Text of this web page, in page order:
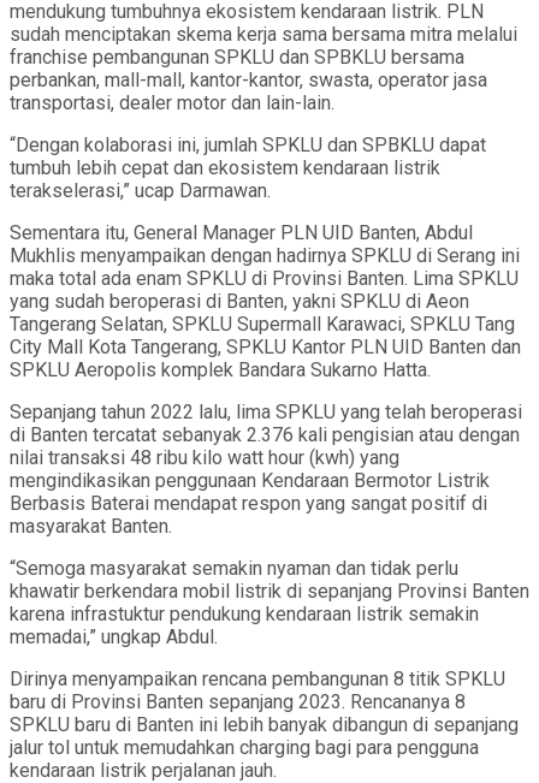
mendukung tumbuhnya ekosistem kendaraan listrik. PLN
sudah menciptakan skema kerja sama bersama mitra melalui
franchise pembangunan SPKLU dan SPBKLU bersama
perbankan, mall-mall, kantor-kantor, swasta, operator jasa
transportasi, dealer motor dan lain-lain.
“Dengan kolaborasi ini, jumlah SPKLU dan SPBKLU dapat
tumbuh lebih cepat dan ekosistem kendaraan listrik
terakselerasi,” ucap Darmawan.
Sementara itu, General Manager PLN UID Banten, Abdul
Mukhlis menyampaikan dengan hadirnya SPKLU di Serang ini
maka total ada enam SPKLU di Provinsi Banten. Lima SPKLU
yang sudah beroperasi di Banten, yakni SPKLU di Aeon
Tangerang Selatan, SPKLU Supermall Karawaci, SPKLU Tang
City Mall Kota Tangerang, SPKLU Kantor PLN UID Banten dan
SPKLU Aeropolis komplek Bandara Sukarno Hatta.
Sepanjang tahun 2022 lalu, lima SPKLU yang telah beroperasi
di Banten tercatat sebanyak 2.376 kali pengisian atau dengan
nilai transaksi 48 ribu kilo watt hour (kwh) yang
mengindikasikan penggunaan Kendaraan Bermotor Listrik
Berbasis Baterai mendapat respon yang sangat positif di
masyarakat Banten.
“Semoga masyarakat semakin nyaman dan tidak perlu
khawatir berkendara mobil listrik di sepanjang Provinsi Banten
karena infrastuktur pendukung kendaraan listrik semakin
memadai,” ungkap Abdul.
Dirinya menyampaikan rencana pembangunan 8 titik SPKLU
baru di Provinsi Banten sepanjang 2023. Rencananya 8
SPKLU baru di Banten ini lebih banyak dibangun di sepanjang
jalur tol untuk memudahkan charging bagi para pengguna
kendaraan listrik perjalanan jauh.